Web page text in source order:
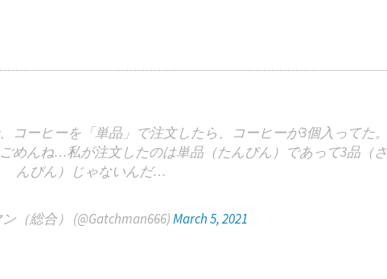
コーヒーを「単品」で注文したら、コーヒーが3個入ってた。
めんね…私が注文したのは単品（たんぴん）であって3品（さ
んぴん）じゃないんだ…
（総合） (@Gatchman666)March 5, 2021